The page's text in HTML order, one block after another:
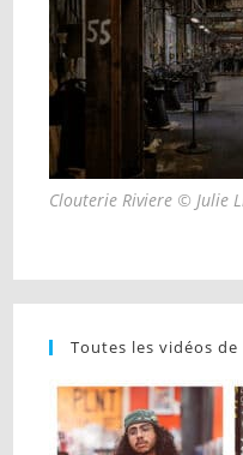
Clouterie Riviere © Julie
Toutes les vidéos